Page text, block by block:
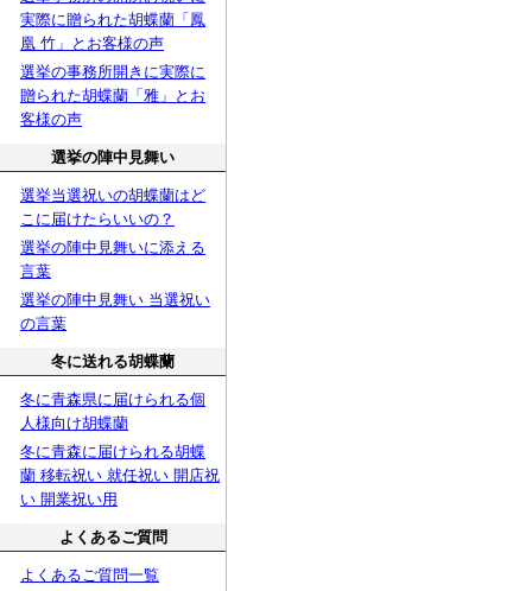
実際に贈られた胡蝶蘭「鳳
凰 竹」とお客様の声
選挙の事務所開きに実際に
贈られた胡蝶蘭「雅」とお
客様の声
選挙の陣中見舞い
選挙当選祝いの胡蝶蘭はど
こに届けたらいいの？
選挙の陣中見舞いに添える
言葉
選挙の陣中見舞い 当選祝い
の言葉
冬に送れる胡蝶蘭
冬に青森県に届けられる個
人様向け胡蝶蘭
冬に青森に届けられる胡蝶
蘭 移転祝い 就任祝い 開店祝
い 開業祝い用
よくあるご質問
よくあるご質問一覧